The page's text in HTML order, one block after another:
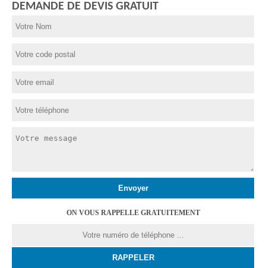
DEMANDE DE DEVIS GRATUIT
ON VOUS RAPPELLE GRATUITEMENT